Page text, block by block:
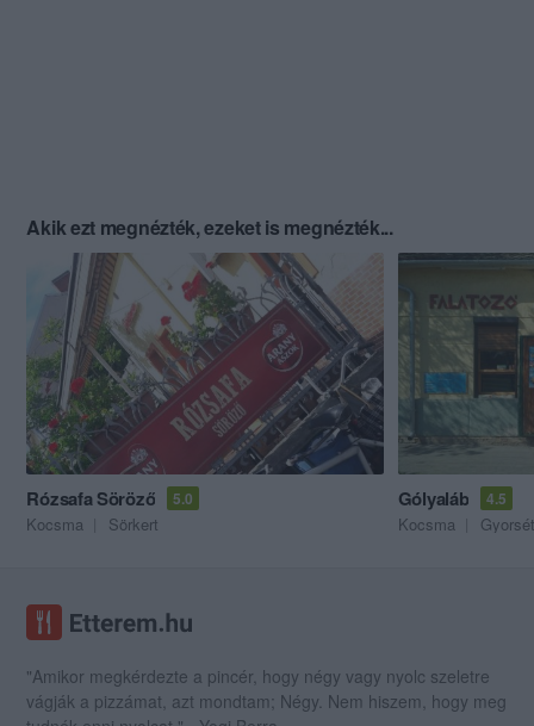
Akik ezt megnézték, ezeket is megnézték...
Rózsafa Söröző 5.0
Kocsma Sörkert
Gólyaláb 4.5
Kocsma
"Amikor megkérdezte a pincér, hogy négy vagy nyolc szeletre
vágják a pizzámat, azt mondtam; Négy. Nem hiszem, hogy meg